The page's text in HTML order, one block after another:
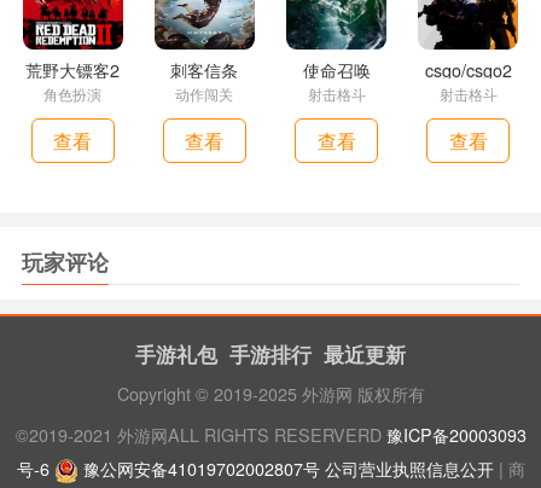
荒野大镖客2
角色扮演
查看
刺客信条
动作闯关
查看
使命召唤
射击格斗
查看
csgo/csgo2
射击格斗
查看
玩家评论
手游礼包 手游排行 最近更新
Copyright © 2019-2025 外游网 版权所有
©2019-2021 外游网ALL RIGHTS RESERVERD 豫ICP备20003093
号-6
豫公网安备41019702002807号 公司营业执照信息公开 | 商